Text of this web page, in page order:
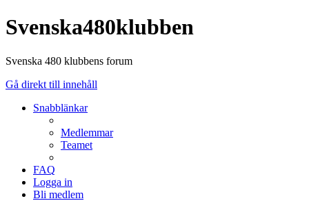
Svenska480klubben
Svenska 480 klubbens forum
Gå direkt till innehåll
Snabblänkar
Medlemmar
Teamet
FAQ
Logga in
Bli medlem